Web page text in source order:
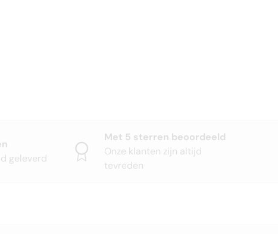
geleverd
Met 5 sterren beoordeeld
Onze klanten zijn altijd
tevreden